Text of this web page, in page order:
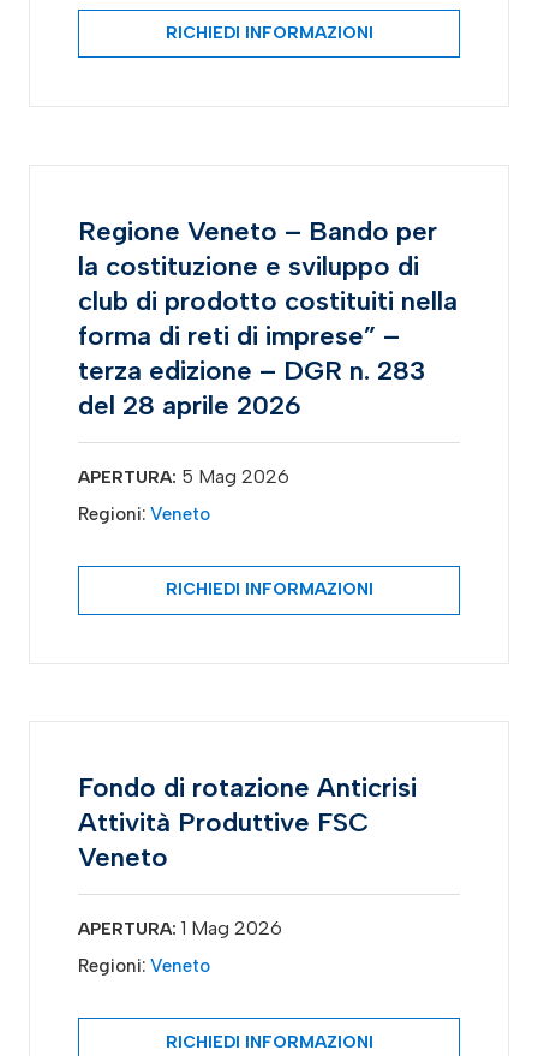
RICHIEDI INFORMAZIONI
Regione Veneto – Bando per
la costituzione e sviluppo di
club di prodotto costituiti nella
forma di reti di imprese” –
terza edizione – DGR n. 283
del 28 aprile 2026
APERTURA: 5 Mag 2026
Regioni: Veneto
RICHIEDI INFORMAZIONI
Fondo di rotazione Anticrisi
Attività Produttive FSC
Veneto
APERTURA: 1 Mag 2026
Regioni: Veneto
RICHIEDI INFORMAZIONI